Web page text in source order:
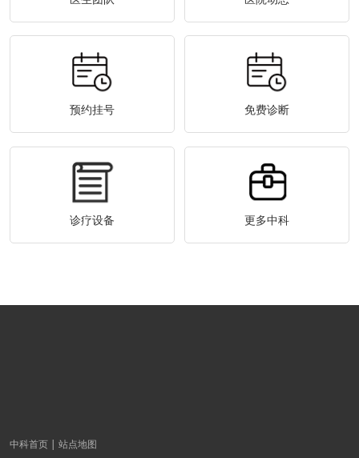
预约挂号 免费诊断
诊疗设备 更多中科
中科首页 站点地图